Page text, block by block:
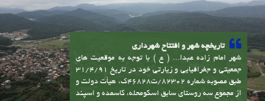
تاریخچه شهر و افتتاح شهرداری
شهر امام زاده عبدا... ( ع ) با توجه به موقعیت های
طبق مصوبه شماره 82302/ت46828ک، هیأت دولت و
از مجموع سه روستای سابق اسکومحله، کاسمده و اسپند
به شهر تبدیل شده و متعاقب آن شهرداری امام زاده
عبدا... ( ع ) نیز در تاریخ 5/12/91 افتتاح گردید